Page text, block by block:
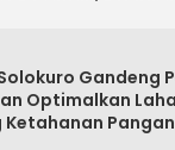
Gandeng
Optimalkan
Ketahanan